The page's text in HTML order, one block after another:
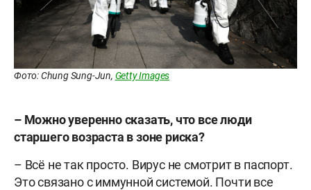
Фото: Chung Sung-Jun, Getty Images
– Можно уверенно сказать, что все люди
старшего возраста в зоне риска?
– Всё не так просто. Вирус не смотрит в паспорт.
Это связано с иммунной системой. Почти все